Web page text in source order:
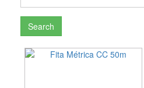
Search